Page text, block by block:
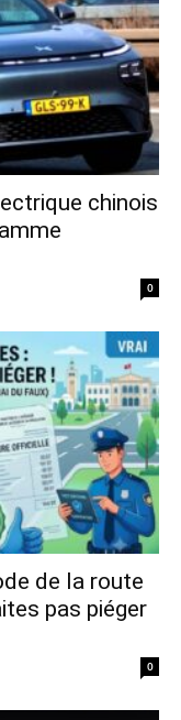
chinois
0
de la route
pas piéger
0